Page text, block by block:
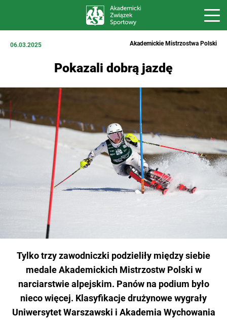
06.03.2025 Akademickie Mistrzostwa Polski
Pokazali dobrą jazdę
Tylko trzy zawodniczki podzieliły między siebie
medale Akademickich Mistrzostw Polski w
narciarstwie alpejskim. Panów na podium było
nieco więcej. Klasyfikacje drużynowe wygrały
Uniwersytet Warszawski i Akademia Wychowania